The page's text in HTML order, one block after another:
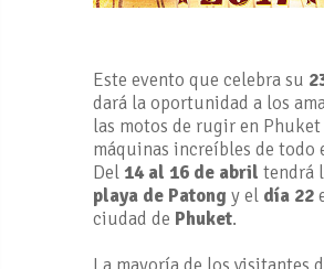
Este evento que celebra su
dará la oportunidad a los
las motos de rugir en Phuket
máquinas increíbles de todo
Del 14 al 16 de abril tendrá
playa de Patong y el día 22
ciudad de Phuket.